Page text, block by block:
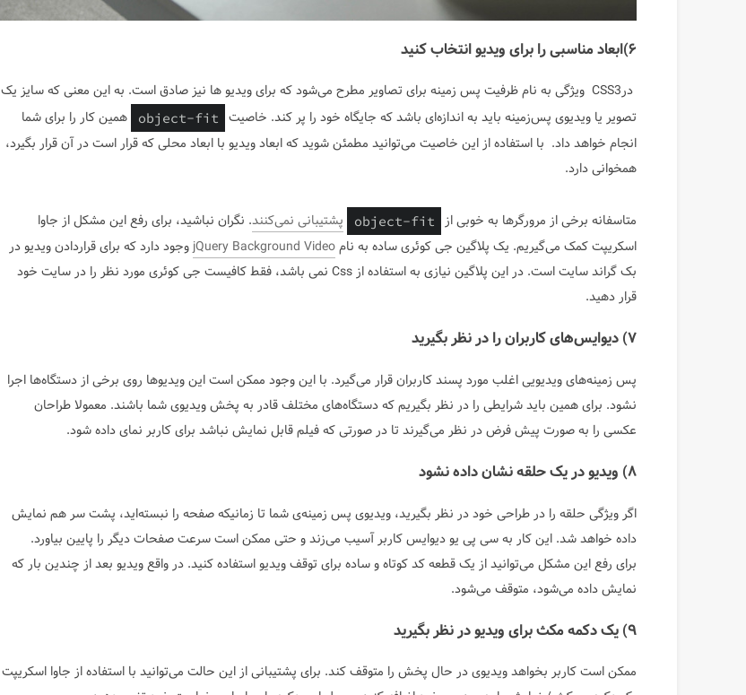
۶)ابعاد مناسبی را برای ویدیو انتخاب کنید
درCSS3 ویژگی به نام ظرفیت پس زمینه برای تصاویر مطرح می‌شود که برای ویدیو ها نیز صادق است. به این معنی که سایز یک
تصویر یا ویدیوی پس‌زمینه باید به اندازه‌ای باشد که جایگاه خود را پر کند. خاصیت
object-fit
همین کار را برای شما
انجام خواهد داد. با استفاده از این خاصیت می‌توانید مطمئن شوید که ابعاد ویدیو با ابعاد محلی که قرار است در آن قرار بگیرد،
همخوانی دارد.
متاسفانه برخی از مرورگرها به خوبی از object-fit پشتیبانی نمی‌کنند. نگران نباشید، برای رفع این مشکل از جاوا
اسکریپت کمک می‌گیریم. یک پلاگین جی کوئری ساده به نامjQuery Background Videoوجود دارد که برای قراردادن ویدیو در
بک گراند سایت است. در این پلاگین نیازی به استفاده از Css نمی باشد، فقط کافیست جی کوئری مورد نظر را در سایت خود
قرار دهید.
۷) دیوایس‌های کاربران را در نظر بگیرید
پس زمینه‌های ویدیویی اغلب مورد پسند کاربران قرار می‌گیرد. با این وجود ممکن است این ویدیوها روی برخی از دستگاه‌ها اجرا
نشود. برای همین باید شرایطی را در نظر بگیریم که دستگاه‌های مختلف قادر به پخش ویدیوی شما باشند. معمولا طراحان
عکسی را به صورت پیش فرض در نظر می‌گیرند تا در صورتی که فیلم قابل نمایش نباشد برای کاربر نمای داده شود.
۸) ویدیو در یک حلقه نشان داده نشود
اگر ویژگی حلقه را در طراحی خود در نظر بگیرید، ویدیوی پس زمینه‌ی شما تا زمانیکه صفحه را نبسته‌اید، پشت سر هم نمایش
داده خواهد شد. این کار به سی پی یو دیوایس کاربر آسیب می‌زند و حتی ممکن است سرعت صفحات دیگر را پایین بیاورد.
برای رفع این مشکل می‌توانید از یک قطعه کد کوتاه و ساده برای توقف ویدیو استفاده کنید. در واقع ویدیو بعد از چندین بار که
نمایش داده می‌شود، متوقف می‌شود.
۹) یک دکمه مکث برای ویدیو در نظر بگیرید
ممکن است کاربر بخواهد ویدیوی در حال پخش را متوقف کند. برای پشتیبانی از این حالت می‌توانید با استفاده از جاوا اسکریپت